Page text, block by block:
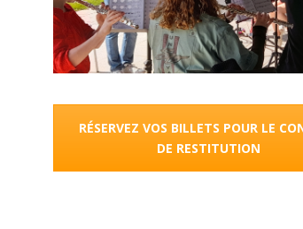
RÉSERVEZ VOS BILLETS POUR LE
DE RESTITUTION